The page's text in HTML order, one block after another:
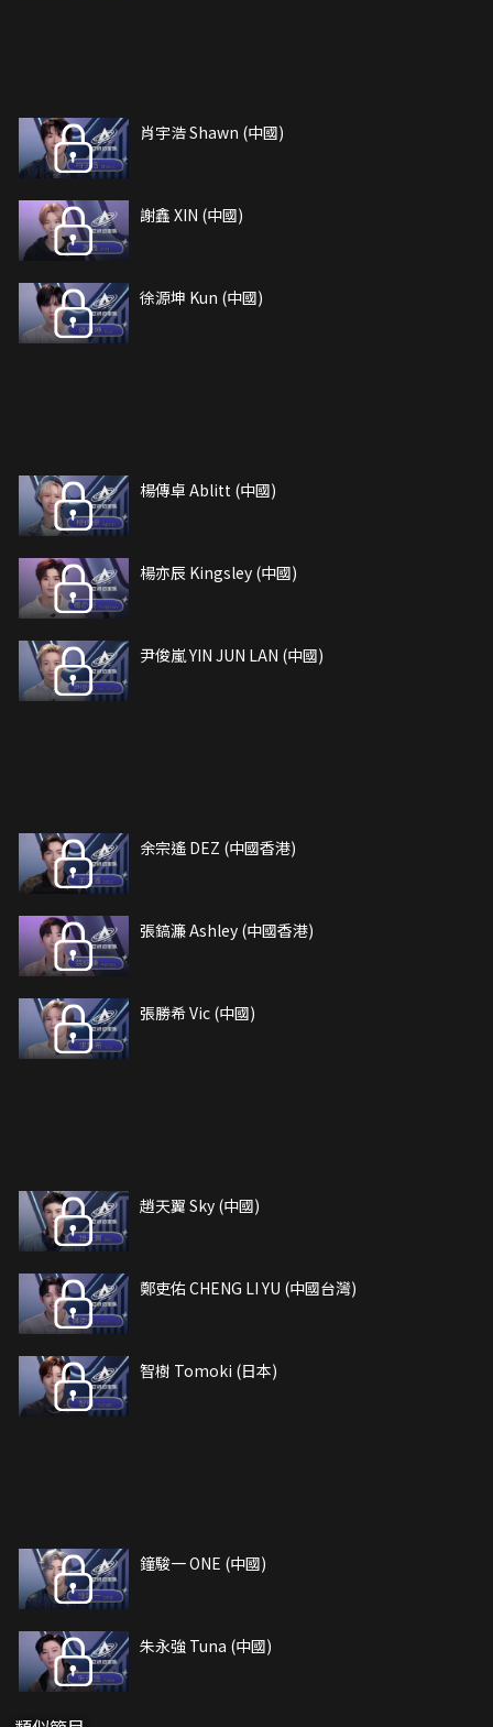
肖宇浩 Shawn (中國)
謝鑫 XIN (中國)
徐源坤 Kun (中國)
楊傳卓 Ablitt (中國)
楊亦辰 Kingsley (中國)
尹俊嵐 YIN JUN LAN (中國)
余宗遙 DEZ (中國香港)
張鎬濂 Ashley (中國香港)
張勝希 Vic (中國)
趙天翼 Sky (中國)
鄭吏佑 CHENG LI YU (中國台灣)
智樹 Tomoki (日本)
鐘駿一 ONE (中國)
朱永強 Tuna (中國)